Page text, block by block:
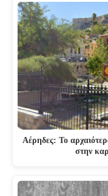
Αέρηδες: Το
στην